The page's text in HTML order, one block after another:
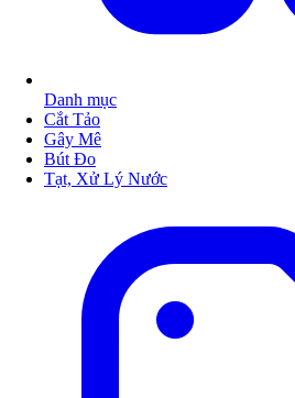
Danh mục
Cắt Tảo
Gây Mê
Bút Đo
Tạt, Xử Lý Nước